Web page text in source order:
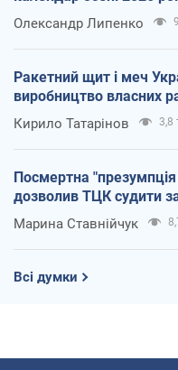
Олександр Липенко
Ракетний щит і меч
виробництво власних
Кирило Татарінов 3,8
Посмертна "презумпція
дозволив ТЦК судити
Марина Ставнійчук
Всі думки